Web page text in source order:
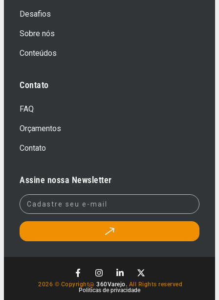
Desafios
Sobre nós
Conteúdos
Contato
FAQ
Orçamentos
Contato
Assine nossa Newsletter
2026 © Copyright@360Varejo. All Rights reserved
Politicas de privacidade